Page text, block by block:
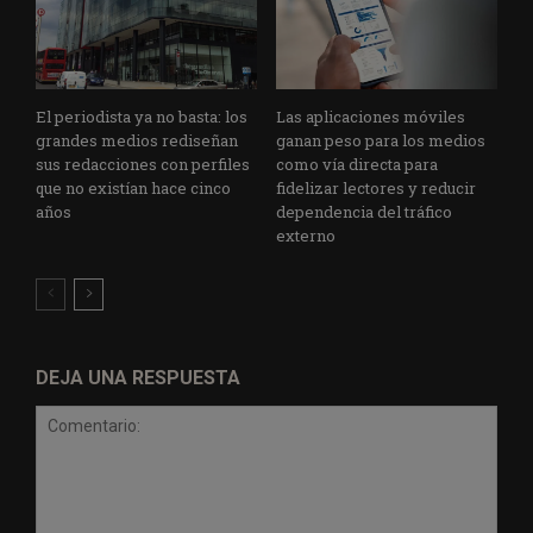
El periodista ya no basta: los
grandes medios rediseñan
sus redacciones con perfiles
que no existían hace cinco
años
Las aplicaciones móviles
ganan peso para los medios
como vía directa para
fidelizar lectores y reducir
dependencia del tráfico
externo
DEJA UNA RESPUESTA